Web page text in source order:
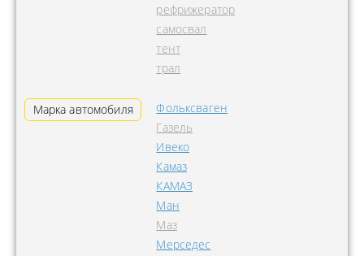
рефрижератор
самосвал
тент
трал
Марка автомобиля
Фольксваген
Газель
Ивеко
Камаз
КАМАЗ
Ман
Маз
Мерседес